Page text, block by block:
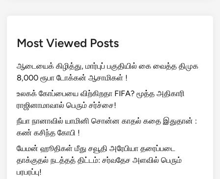
Most Viewed Posts
ஆடையைக் கிழித்து, மார்புப் பகுதியில் கை வைத்த திமுக
8,000 ரூபா டோக்கன் ஆசாமிகள் !
உலகக் கோப்பையை விற்கிறதா FIFA? மூத்த அதிகாரி
ராஜினாமாவால் பெரும் சர்ச்சை!
நீயா நானாவில் யாமினி சொன்ன காதல் கதை இதுதான் :
கண் கசிந்த கோபி !
யேமன் ஹூதிகள் மீது சவூதி அரேபியா தரைப்படை
தாக்குதல் நடத்தத் திட்டம்: சர்வதேச அளவில் பெரும்
பரபரப்பு!